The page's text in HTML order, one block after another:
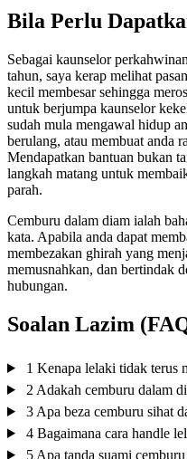
Bila Perlu
Sebagai kaunselor
tahun, saya kerap melihat
kecil membesar sehingga
untuk berjumpa kaunselor
sudah mula mengawal hidup
berulang, atau membuat anda
Mendapatkan bantuan bukan
langkah matang untuk
parah.
Cemburu dalam diam ialah
kata. Apabila anda dapat
membezakan ghirah yang
memusnahkan, dan bertindak
hubungan.
Soalan Lazim
1 Kenapa lelaki tidak terus
2 Adakah cemburu dalam
3 Apa beza cemburu sihat
4 Bagaimana cara handle
5 Apa tanda suami